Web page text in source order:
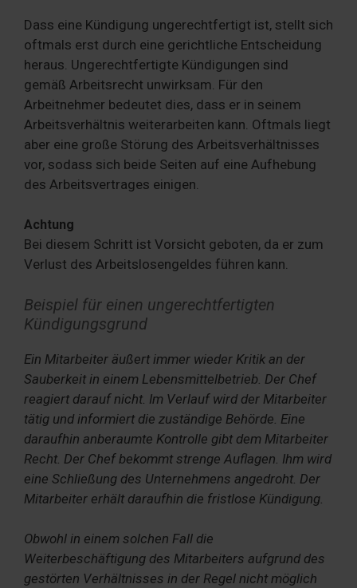
Dass eine Kündigung ungerechtfertigt ist, stellt sich
oftmals erst durch eine gerichtliche Entscheidung
heraus. Ungerechtfertigte Kündigungen sind
gemäß Arbeitsrecht unwirksam. Für den
Arbeitnehmer bedeutet dies, dass er in seinem
Arbeitsverhältnis weiterarbeiten kann. Oftmals liegt
aber eine große Störung des Arbeitsverhältnisses
vor, sodass sich beide Seiten auf eine Aufhebung
des Arbeitsvertrages einigen.
Achtung
Bei diesem Schritt ist Vorsicht geboten, da er zum
Verlust des Arbeitslosengeldes führen kann.
Beispiel für einen ungerechtfertigten
Kündigungsgrund
Ein Mitarbeiter äußert immer wieder Kritik an der
Sauberkeit in einem Lebensmittelbetrieb. Der Chef
reagiert darauf nicht. Im Verlauf wird der Mitarbeiter
tätig und informiert die zuständige Behörde. Eine
daraufhin anberaumte Kontrolle gibt dem Mitarbeiter
Recht. Der Chef bekommt strenge Auflagen. Ihm wird
eine Schließung des Unternehmens angedroht. Der
Mitarbeiter erhält daraufhin die fristlose Kündigung.
Obwohl in einem solchen Fall die
Weiterbeschäftigung des Mitarbeiters aufgrund des
gestörten Verhältnisses in der Regel nicht möglich